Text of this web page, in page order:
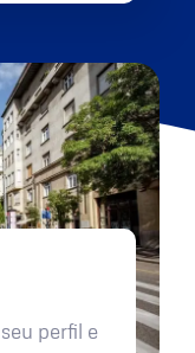
perfil e